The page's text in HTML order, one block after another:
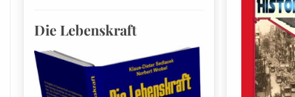
Die Lebenskraft